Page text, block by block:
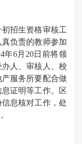
招生资格审核工
负责的教师参加
年6月20日前将领
人、审核人、校
服务所要配合做
证明等工作。区
息核对工作，处